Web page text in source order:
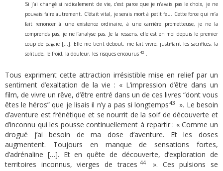
Si j’ai changé si radicalement de vie, c’est parce que je n’avais pas le choix, je ne
pouvais faire autrement. C’était vital, je serais mort à petit feu. Cette force qui m’a
fait renoncer à une existence ordinaire, à une carrière prometteuse, je ne la
comprends pas, je ne l’analyse pas. Je la ressens, elle est en moi depuis le premier
coup de pagaie […]. Elle me tient debout, me fait vivre, justifiant les sacrifices, la
solitude, le froid, la douleur, les risques encourus42 .
Tous expriment cette attraction irrésistible mise en relief par un
sentiment d’exaltation de la vie : « L’impression d’être dans un
film, de vivre un rêve, d’être entré dans un de ces livres “dont vous
êtes le héros” que je lisais il n’y a pas si longtemps43
». Le besoin
d’aventure est frénétique et se nourrit de la soif de découverte et
d’inconnu qui les pousse continuellement à repartir : « Comme un
drogué j’ai besoin de ma dose d’aventure. Et les doses
augmentent. Toujours en manque de sensations fortes,
d’adrénaline […]. Et en quête de découverte, d’exploration de
territoires inconnus, vierges de traces44
». Ces pulsions se